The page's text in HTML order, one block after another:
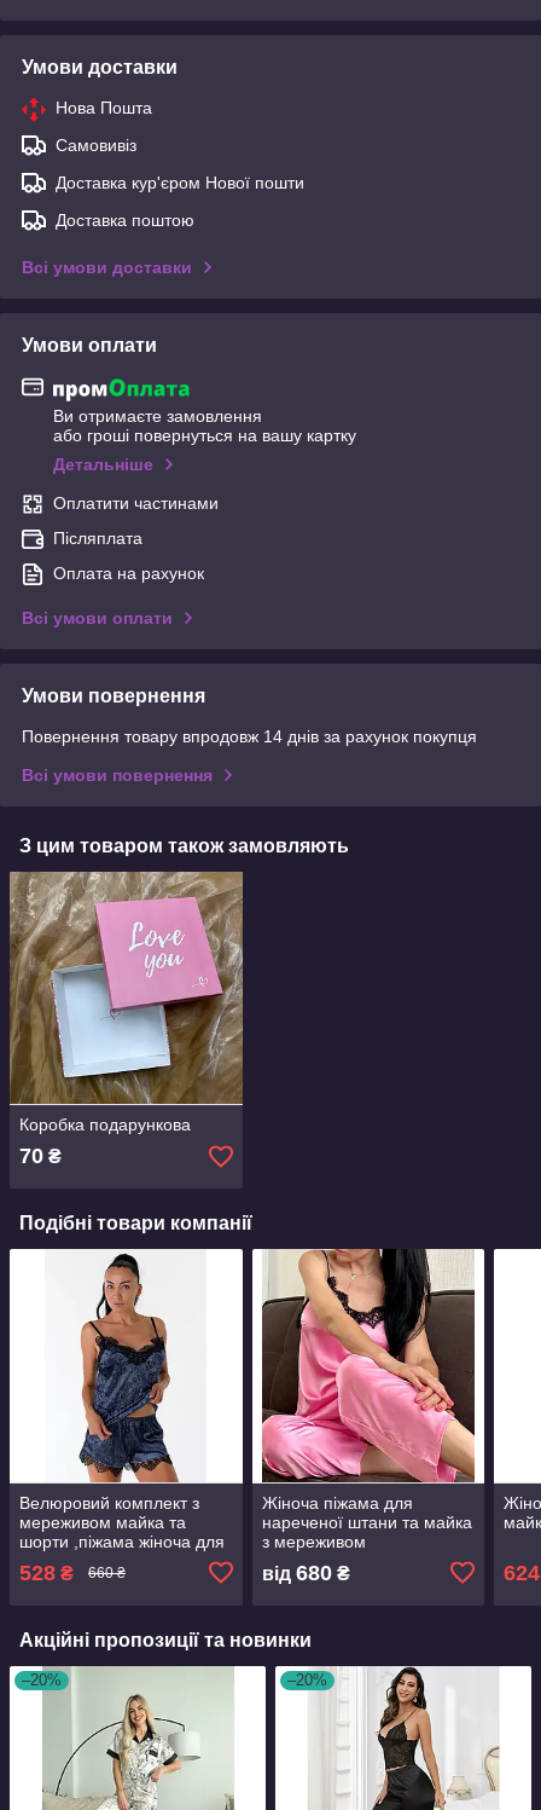
Умови доставки
Нова Пошта
Самовивіз
Доставка кур'єром Нової пошти
Доставка поштою
Всі умови доставки
Умови оплати
Ви отримаєте замовлення
або гроші повернуться на вашу картку
Детальніше
Оплатити частинами
Післяплата
Оплата на рахунок
Всі умови оплати
Умови повернення
Повернення товару впродовж 14 днів за рахунок покупця
Всі умови повернення
З цим товаром також замовляють
Коробка подарункова
70 ₴
Подібні товари компанії
Велюровий комплект з
мереживом майка та
шорти ,піжама жіноча для
528 ₴ 660 ₴
Жіноча піжама для
нареченої штани та майка
з мереживом
від 680₴ 624
Акційні пропозиції та новинки
–20% –20%